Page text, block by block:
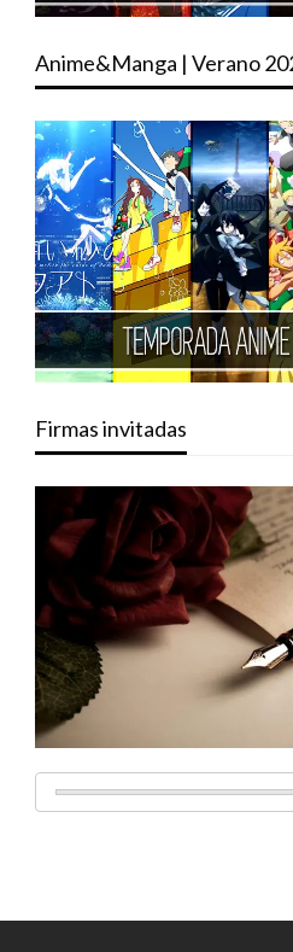
Anime&Manga | Verano
Firmas invitadas